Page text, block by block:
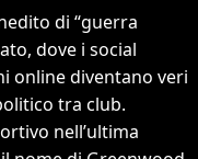
di “guerra
dove i social
online diventano veri
tra club.
nell’ultima